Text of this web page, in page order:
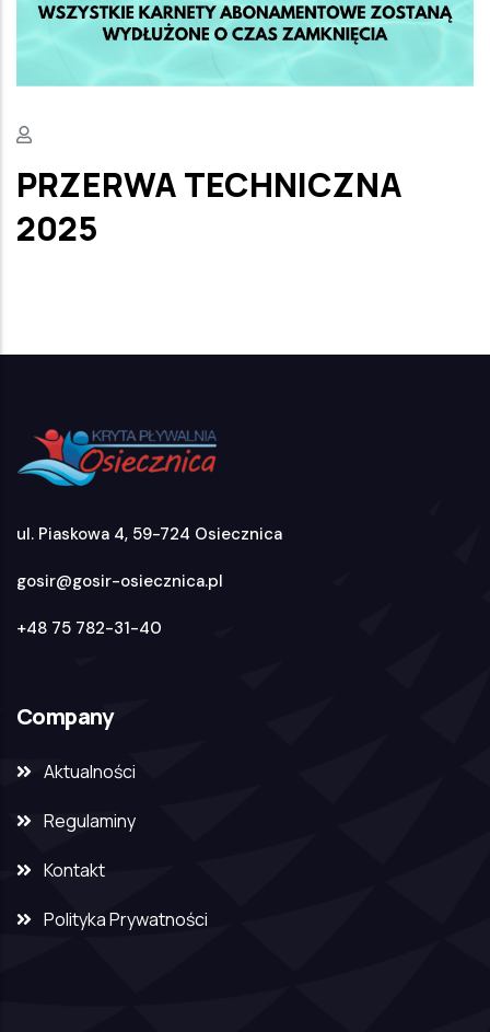
PRZERWA TECHNICZNA
2025
ul. Piaskowa 4, 59-724 Osiecznica
gosir@gosir-osiecznica.pl
+48 75 782-31-40
Company
Aktualności
Regulaminy
Kontakt
Polityka Prywatności